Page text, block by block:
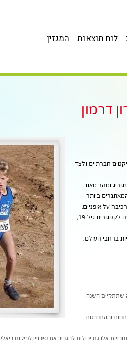
המגזין לוח תוצאות
דרמון
חברתיים ולצד
ומהר מאוד
ביותר
על אופניים.
רון מציג הישגים גדולים בענף, ביניהם זכייה במקום השני באליפות הבינלאומית באיטליה לקטגורית גיל 19,
ברחבי העולם.
שתתקיים השנה
וההתברגות
אלו גם יכולות להגביר את סיכוייו למיקום ריאלי